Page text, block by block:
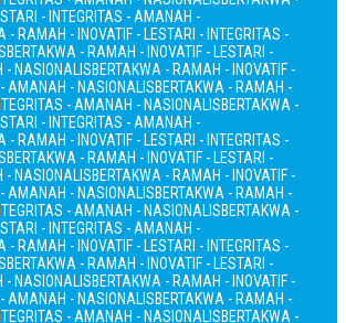
- INTEGRITAS - AMANAH -
- RAMAH - INOVATIF - LESTARI - INTEGRITAS -
BERTAKWA - RAMAH - INOVATIF - LESTARI -
- NASIONALISBERTAKWA - RAMAH - INOVATIF -
AMANAH - NASIONALISBERTAKWA - RAMAH -
- AMANAH - NASIONALISBERTAKWA -
- INTEGRITAS - AMANAH -
- RAMAH - INOVATIF - LESTARI - INTEGRITAS -
BERTAKWA - RAMAH - INOVATIF - LESTARI -
- NASIONALISBERTAKWA - RAMAH - INOVATIF -
AMANAH - NASIONALISBERTAKWA - RAMAH -
- AMANAH - NASIONALISBERTAKWA -
- INTEGRITAS - AMANAH -
- RAMAH - INOVATIF - LESTARI - INTEGRITAS -
BERTAKWA - RAMAH - INOVATIF - LESTARI -
- NASIONALISBERTAKWA - RAMAH - INOVATIF -
AMANAH - NASIONALISBERTAKWA - RAMAH -
- AMANAH - NASIONALISBERTAKWA -